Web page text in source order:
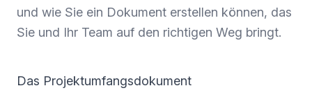
und wie Sie ein Dokument erstellen können, das
Sie und Ihr Team auf den richtigen Weg bringt.
Das Projektumfangsdokument